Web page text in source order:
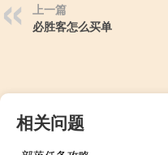
上一篇
必胜客怎么买单
相关问题